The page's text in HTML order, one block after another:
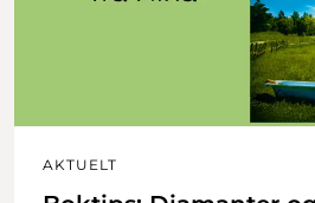
AKTUELT